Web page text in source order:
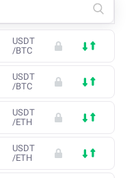
USDT
/BTC
USDT
/BTC
USDT
/ETH
USDT
/ETH